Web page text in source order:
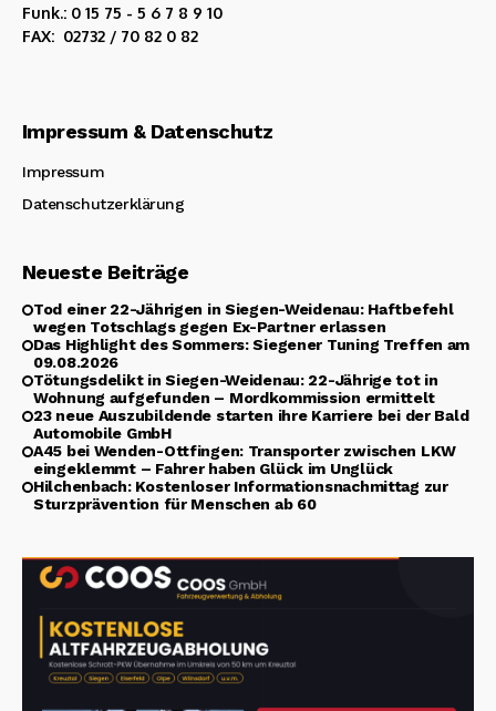
Funk.: 0 15 75 - 5 6 7 8 9 10
FAX: 02732 / 70 82 0 82
Impressum & Datenschutz
Impressum
Datenschutzerklärung
Neueste Beiträge
Tod einer 22-Jährigen in Siegen-Weidenau: Haftbefehl
wegen Totschlags gegen Ex-Partner erlassen
Das Highlight des Sommers: Siegener Tuning Treffen am
09.08.2026
Tötungsdelikt in Siegen-Weidenau: 22-Jährige tot in
Wohnung aufgefunden – Mordkommission ermittelt
23 neue Auszubildende starten ihre Karriere bei der Bald
Automobile GmbH
A45 bei Wenden-Ottfingen: Transporter zwischen LKW
eingeklemmt – Fahrer haben Glück im Unglück
Hilchenbach: Kostenloser Informationsnachmittag zur
Sturzprävention für Menschen ab 60